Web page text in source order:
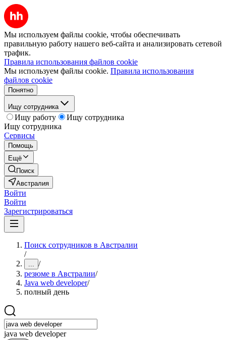
Мы используем файлы cookie, чтобы обеспечивать
правильную работу нашего веб-сайта и анализировать сетевой
трафик.
Правила использования файлов cookie
Мы используем файлы cookie. Правила использования
файлов cookie
Понятно
Ищу сотрудника
Ищу работу
Ищу сотрудника
Ищу сотрудника
Сервисы
Помощь
Ещё
Поиск
Австралия
Войти
Войти
Зарегистрироваться
Поиск сотрудников в Австралии
/
... /
резюме в Австралии/
Java web developer/
полный день
java web developer